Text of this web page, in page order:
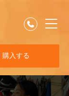
購入する